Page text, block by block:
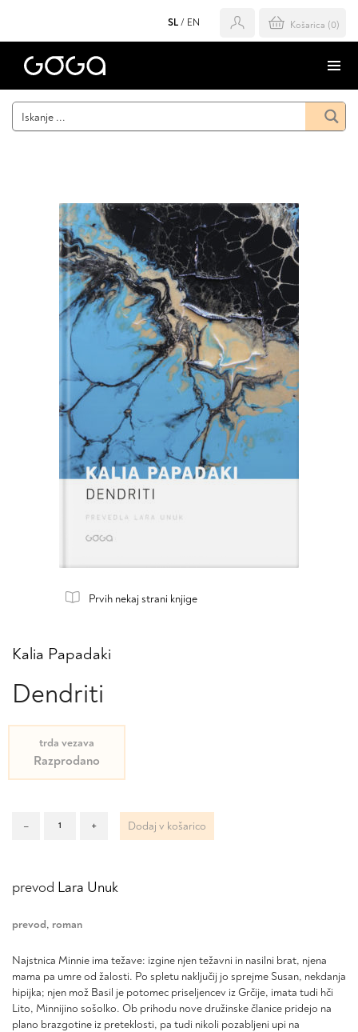
SL / EN Košarica (0)
Prvih nekaj strani knjige
Kalia Papadaki
Dendriti
prevod Lara Unuk
prevod, roman
Najstnica Minnie ima težave: izgine njen težavni in nasilni brat, njena
mama pa umre od žalosti. Po spletu naključij jo sprejme Susan, nekdanja
hipijka; njen mož Basil je potomec priseljencev iz Grčije, imata tudi hči
Lito, Minnijino sošolko. Ob prihodu nove družinske članice pridejo na
plano brazgotine iz preteklosti, pa tudi nikoli pozabljeni upi na
trda vezava
Razprodano
– + Dodaj v košarico